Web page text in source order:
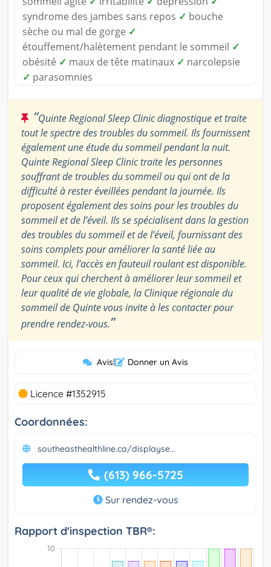
syndrome des jambes sans repos ✓ bouche
sèche ou mal de gorge ✓
étouffement/halètement pendant le sommeil ✓
obésité ✓ maux de tête matinaux ✓ narcolepsie
✓ parasomnies
“Quinte Regional Sleep Clinic diagnostique et traite
tout le spectre des troubles du sommeil. Ils fournissent
également une étude du sommeil pendant la nuit.
Quinte Regional Sleep Clinic traite les personnes
souffrant de troubles du sommeil ou qui ont de la
difficulté à rester éveillées pendant la journée. Ils
proposent également des soins pour les troubles du
sommeil et de l’éveil. Ils se spécialisent dans la gestion
des troubles du sommeil et de l’éveil, fournissant des
soins complets pour améliorer la santé liée au
sommeil. Ici, l’accès en fauteuil roulant est disponible.
Pour ceux qui cherchent à améliorer leur sommeil et
leur qualité de vie globale, la Clinique régionale du
sommeil de Quinte vous invite à les contacter pour
prendre rendez-vous.”
Avis| Donner un Avis
Licence #1352915
Coordonnées:
southeasthealthline.ca/displayse...
(613) 966-5725
Sur rendez-vous
Rapport d'inspection TBR®: